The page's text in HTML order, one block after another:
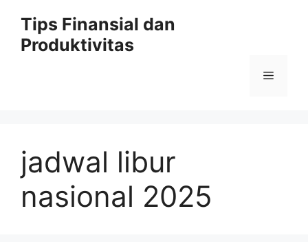
content
Tips Finansial dan
Produktivitas
Menu
jadwal libur
nasional 2025